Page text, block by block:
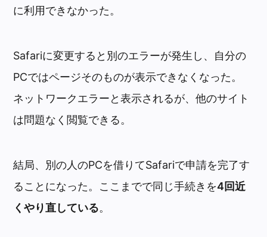
に利用できなかった。
Safariに変更すると別のエラーが発生し、自分の
PCではページそのものが表示できなくなった。
ネットワークエラーと表示されるが、他のサイト
は問題なく閲覧できる。
結局、別の人のPCを借りてSafariで申請を完了す
ることになった。ここまでで同じ手続きを4回近
くやり直している。